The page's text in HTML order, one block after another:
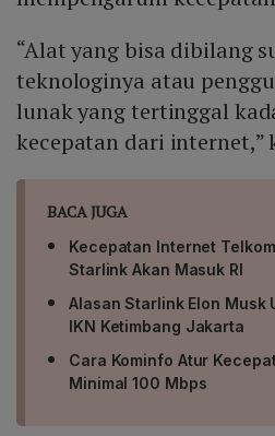
“Alat yang bisa dibilang
teknologinya atau
lunak yang tertinggal
kecepatan dari internet,”
BACA JUGA
Kecepatan Internet
Starlink Akan Masuk RI
Alasan Starlink Elon Musk
IKN Ketimbang Jakarta
Cara Kominfo Atur
Minimal 100 Mbps